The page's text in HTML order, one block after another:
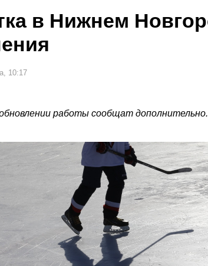
в Нижнем
10:17
работы сообщат дополнительно.